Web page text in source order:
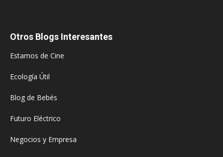
Otros Blogs Interesantes
Estamos de Cine
Ecología Útil
Blog de Bebés
Futuro Eléctrico
Negocios y Empresa